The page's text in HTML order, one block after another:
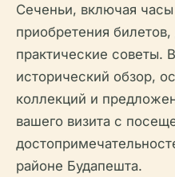
Сеченьи, включая
приобретения билетов,
практические советы.
исторический обзор,
коллекций и
вашего визита с
районе Будапешта.